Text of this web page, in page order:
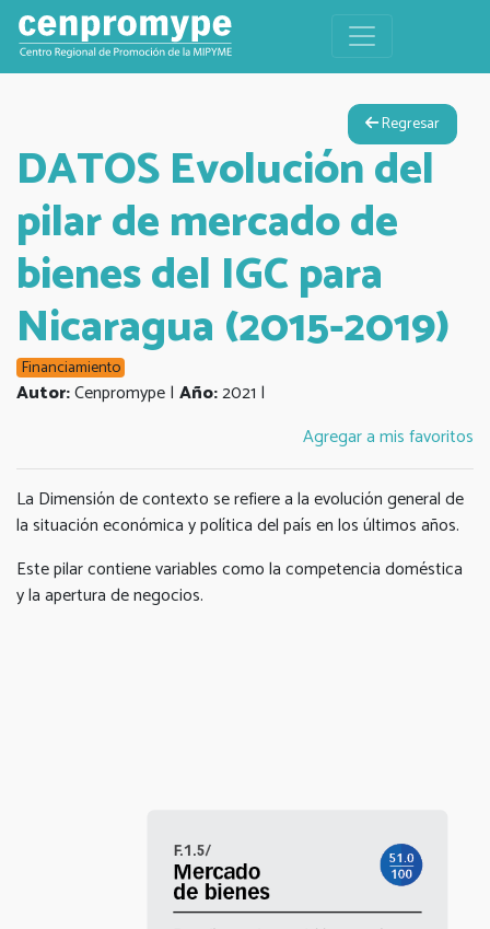
Regresar
DATOS Evolución del
pilar de mercado de
bienes del IGC para
Nicaragua (2015-2019)
Financiamiento
Autor:Cenpromype | Año:2021 |
Agregar a mis favoritos
La Dimensión de contexto se refiere a la evolución general de
la situación económica y política del país en los últimos años.
Este pilar contiene variables como la competencia doméstica
y la apertura de negocios.